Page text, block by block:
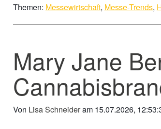
Themen: Messewirtschaft, Messe-Trends,
Mary Jane
Von Lisa Schneideram 15.07.2026,